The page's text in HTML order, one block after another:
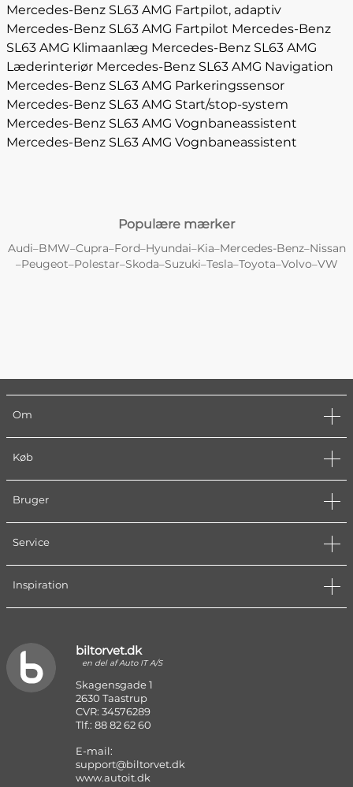
Mercedes-Benz SL63 AMG Fartpilot, adaptiv
Mercedes-Benz SL63 AMG Fartpilot Mercedes-Benz
SL63 AMG Klimaanlæg Mercedes-Benz SL63 AMG
Læderinteriør Mercedes-Benz SL63 AMG Navigation
Mercedes-Benz SL63 AMG Parkeringssensor
Mercedes-Benz SL63 AMG Start/stop-system
Mercedes-Benz SL63 AMG Vognbaneassistent
Mercedes-Benz SL63 AMG Vognbaneassistent
Populære mærker
Audi–BMW–Cupra–Ford–Hyundai–Kia–Mercedes-Benz–Nissan
–Peugeot–Polestar–Skoda–Suzuki–Tesla–Toyota–Volvo–VW
Om
Køb
Bruger
Service
Inspiration
biltorvet.dk
en del af Auto IT A/S
Skagensgade 1
2630 Taastrup
CVR: 34576289
Tlf.: 88 82 62 60
E-mail:
support@biltorvet.dk
www.autoit.dk